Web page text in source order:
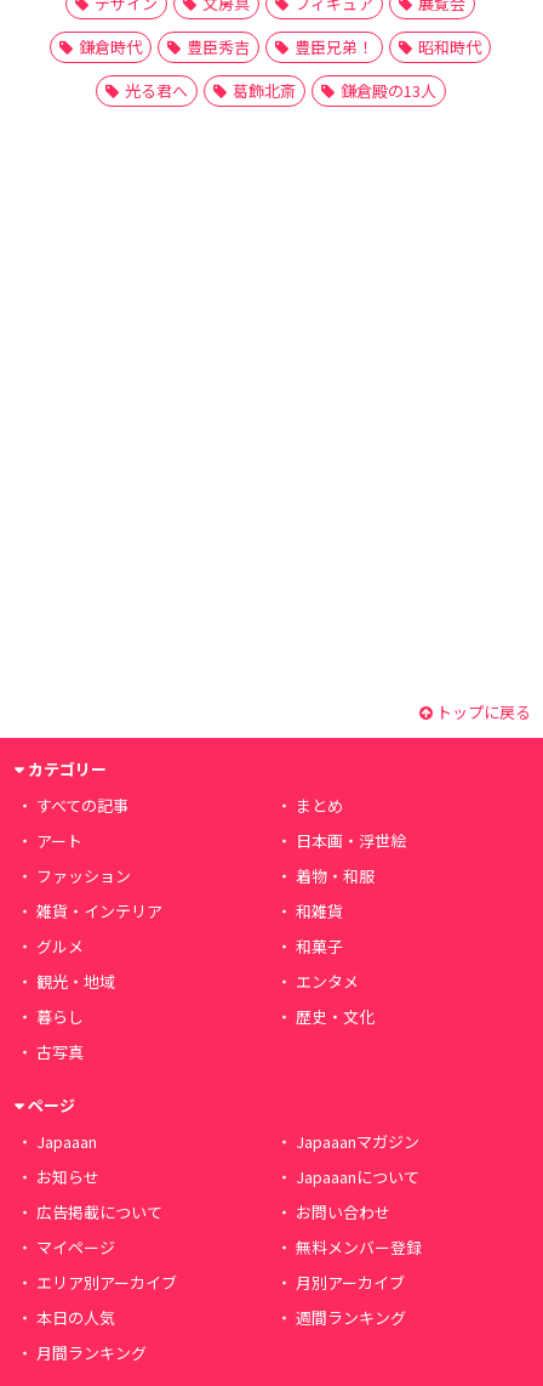
鎌倉時代
豊臣秀吉 豊臣兄弟！
昭和時代
光る君へ
葛飾北斎 鎌倉殿の13人
トップに戻る
カテゴリー
すべての記事
まとめ
アート
日本画・浮世絵
ファッション
着物・和服
雑貨・インテリア
和雑貨
グルメ
和菓子
観光・地域
エンタメ
暮らし
歴史・文化
古写真
ページ
Japaaan
Japaaanマガジン
お知らせ
Japaaanについて
広告掲載について
お問い合わせ
マイページ
無料メンバー登録
エリア別アーカイブ
月別アーカイブ
本日の人気
週間ランキング
月間ランキング